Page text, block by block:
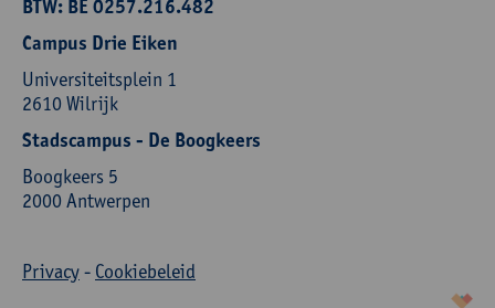
BTW: BE 0257.216.482
Campus Drie Eiken
Universiteitsplein 1
2610 Wilrijk
Stadscampus - De Boogkeers
Boogkeers 5
2000 Antwerpen
Privacy- Cookiebeleid
korazon.be